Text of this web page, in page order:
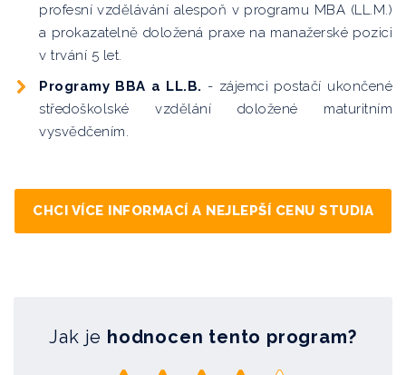
profesní vzdělávání alespoň v programu MBA (LL.M.)
a prokazatelně doložená praxe na manažerské pozici
v trvání 5 let.
Programy BBA a LL.B. - zájemci postačí ukončené
středoškolské vzdělání doložené maturitním
vysvědčením.
CHCI VÍCE INFORMACÍ A NEJLEPŠÍ CENU STUDIA
Jak je hodnocen tento program?